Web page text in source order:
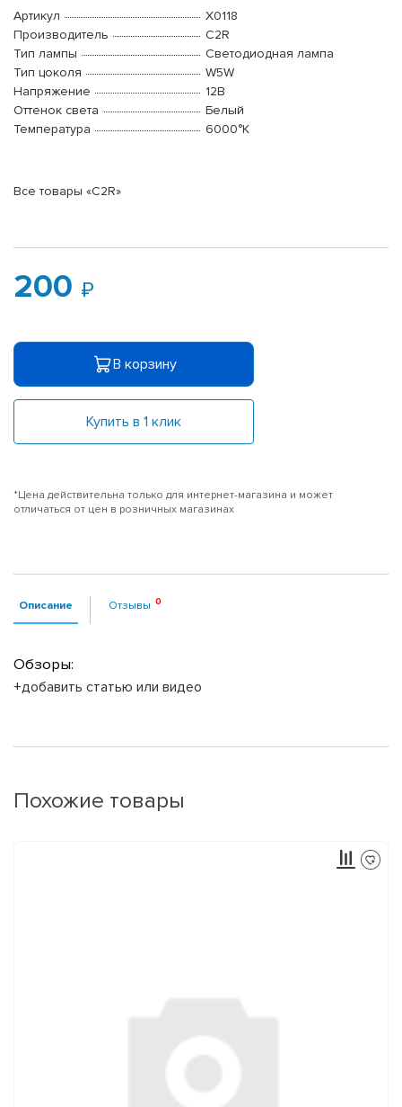
Артикул
X0118
Производитель
C2R
Тип лампы
Светодиодная лампа
Тип цоколя
W5W
Напряжение
12В
Оттенок света
Белый
Температура
6000°K
Все товары «C2R»
200
В корзину
Купить в 1 клик
*Цена действительна только для интернет-магазина и может
отличаться от цен в розничных магазинах
Описание Отзывы
Обзоры:
+добавить статью или видео
Похожие товары